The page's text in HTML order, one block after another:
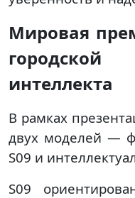
Мировая
интеллекта
В рамках
двух моделей —
S09 и
S09